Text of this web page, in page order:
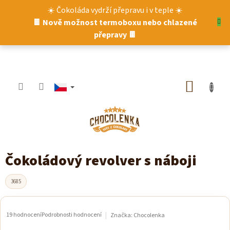
☀️ Čokoláda vydrží přepravu i v teple ☀️
🍫 Nově možnost termoboxu nebo chlazené
přepravy 🍫
Čokoládový revolver s náboji
3685
Průměrné
19 hodnoceníPodrobnosti hodnocení Značka: Chocolenka